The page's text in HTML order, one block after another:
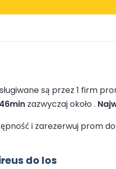
są przez 1 firm
zazwyczaj około .
i zarezerwuj prom do
do Ios